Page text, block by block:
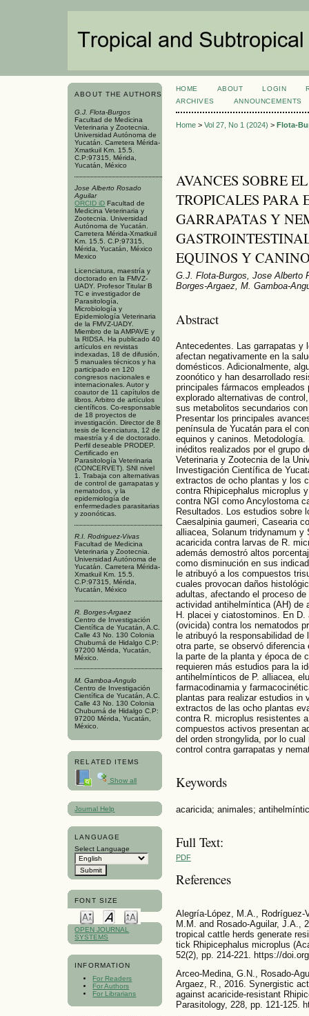
ABOUT THE AUTHORS
G.J. Flota-Burgos
Facultad de Medicina
Veterinaria y Zootecnia.
Universidad Autónoma de
Yucatán. Carretera Mérida-
Xmatkuil Km. 15.5.
C.P:97315, Mérida,
Yucatán, México
Jose Alberto Rosado
Aguilar
ORCID iD Facultad de
Medicina Veterinaria y
Zootecnia. Universidad
Autónoma de Yucatán.
Carretera Mérida-Xmatkuil
Km. 15.5. C.P:97315,
Mérida, Yucatán, México
Mexico
Licenciatura, maestría y
doctorado en la FMVZ-
UADY. Profesor Titular B
TC e investigador de
Parasitología,
Microbiología y
Epidemiología Veterinaria
de la FMVZ-UADY.
Miembro de la AMPAVE y
la RIDSA. Ha publicado 40
artículos en revistas
indexadas, 18 de difusión,
5 manuales técnicos y ha
participado en 120
congresos nacionales e
internacionales. Autor y
coautor de 11 capítulos de
libros. Arbitro de artículos
científicos. Co-responsable
de 18 proyectos de
investigación. Director de 8
tesis de licenciatura, 12 de
maestría y 4 de doctorado.
Perfil deseable PRODEP.
Certificado en
Parasitología Veterinaria
(CONCERVET). SNI nivel
1. Trabaja con alternativas
de control de garrapatas y
nematodos, y la
epidemiología de
enfermedades parasitarias
y zoonóticas.
R.I. Rodriguez-Vivas
Facultad de Medicina
Veterinaria y Zootecnia.
Universidad Autónoma de
Yucatán. Carretera Mérida-
Xmatkuil Km. 15.5.
C.P:97315, Mérida,
Yucatán, México
R. Borges-Argaez
Centro de Investigación
Científica de Yucatán, A.C.
Calle 43 No. 130 Colonia
Chuburná de Hidalgo C.P:
97200 Mérida, Yucatán,
México.
M. Gamboa-Angulo
Centro de Investigación
Científica de Yucatán, A.C.
Calle 43 No. 130 Colonia
Chuburná de Hidalgo C.P:
97200 Mérida, Yucatán,
México.
RELATED ITEMS
Show all
Journal Help
LANGUAGE
Select Language
FONT SIZE
OPEN JOURNAL
SYSTEMS
INFORMATION
For Readers
For Authors
For Librarians
HOME ABOUT LOGIN
ARCHIVES
ANNOUNCEMENTS
Home> Vol 27, No 1 (2024) > Flota-
AVANCES SOBRE
TROPICALES PARA
GARRAPATAS Y
EQUINOS Y
G.J. Flota-Burgos, Jose Alberto
Borges-Argaez, M. Gamboa-
Abstract
Antecedentes. Las garrapatas y
afectan negativamente en la
domésticos. Adicionalmente,
zoonótico y han desarrollado
principales fármacos
explorado alternativas de
sus metabolitos secundarios
Presentar los principales
península de Yucatán para el
equinos y caninos.
inéditos realizados por el grupo
Veterinaria y Zootecnia de la
Investigación Científica de
extractos de ocho plantas y los
contra Rhipicephalus microplus
contra NGI como Ancylostoma
Resultados. Los estudios sobre
Caesalpinia gaumeri, Casearia
alliacea, Solanum tridynamum y
acaricida contra larvas de R.
además demostró altos
como disminución en sus
le atribuyó a los compuestos
cuales provocan daños
adultas, afectando el proceso
actividad antihelmíntica (AH) de
H. placei y ciatostominos. En
(ovicida) contra los nematodos
le atribuyó la responsabilidad
otra parte, se observó
la parte de la planta y época de
requieren más estudios para la
antihelmínticos de P. alliacea,
farmacodinamia y
plantas para realizar estudios in
extractos de las ocho plantas
contra R. microplus resistentes
compuestos activos presentan
del orden strongylida, por lo
control contra garrapatas y
Keywords
acaricida; animales;
Full Text:
PDF
References
Alegría-López, M.A.,
M.M. and Rosado-Aguilar, J.A.,
tropical cattle herds generate
tick Rhipicephalus microplus
52(2), pp. 214-221. https://
Arceo-Medina, G.N., Rosado-
Argaez, R., 2016. Synergistic
against acaricide-resistant
Parasitology, 228, pp. 121-125.